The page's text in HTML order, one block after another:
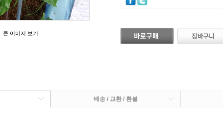
큰 이미지 보기
배송 / 교환 / 환불